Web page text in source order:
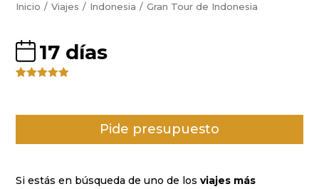
Inicio Viajes Indonesia Gran Tour de Indonesia
17 días
en
clientes
Pide presupuesto
Si estás en búsqueda de uno de losviajes más